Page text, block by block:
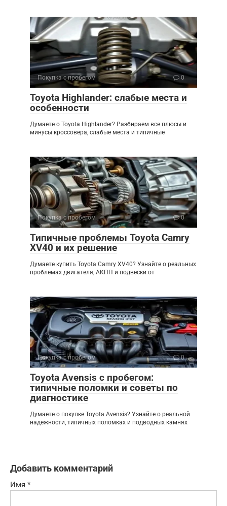
Покупка с пробегом 0
Toyota Highlander: слабые места и
особенности
Думаете о Toyota Highlander? Разбираем все плюсы и
минусы кроссовера, слабые места и типичные
Покупка с пробегом 0
Типичные проблемы Toyota Camry
XV40 и их решение
Думаете купить Toyota Camry XV40? Узнайте о реальных
проблемах двигателя, АКПП и подвески от
Покупка с пробегом 0
Toyota Avensis с пробегом:
типичные поломки и советы по
диагностике
Думаете о покупке Toyota Avensis? Узнайте о реальной
надежности, типичных поломках и подводных камнях
Добавить комментарий
Имя *